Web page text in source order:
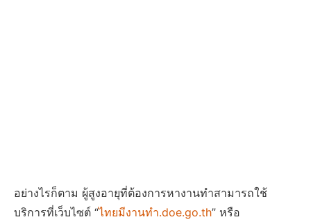
อย่างไรก็ตาม ผู้สูงอายุที่ต้องการหางานทำสามารถใช้
บริการที่เว็บไซต์ “ไทยมีงานทำ.doe.go.th” หรือ